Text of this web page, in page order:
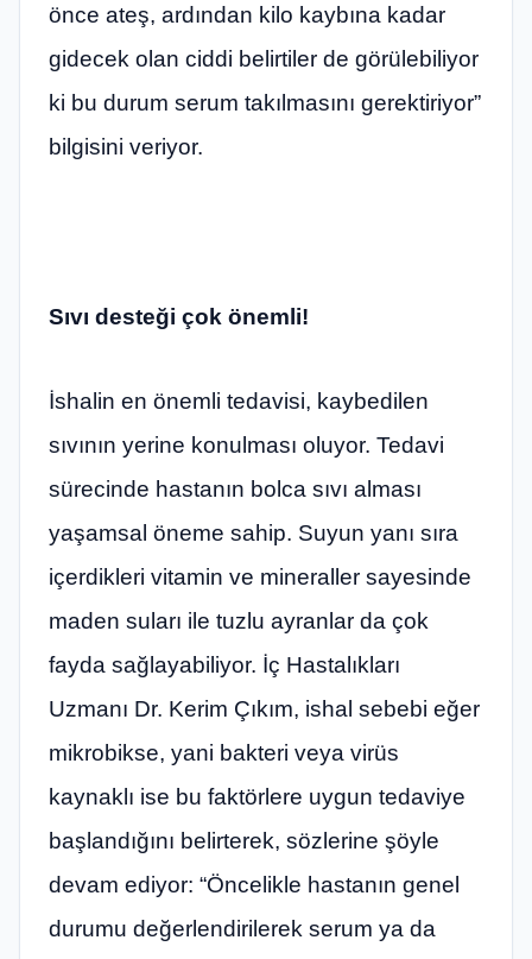
önce ateş, ardından kilo kaybına kadar
gidecek olan ciddi belirtiler de görülebiliyor
ki bu durum serum takılmasını gerektiriyor”
bilgisini veriyor.
Sıvı desteği çok önemli!
İshalin en önemli tedavisi, kaybedilen
sıvının yerine konulması oluyor. Tedavi
sürecinde hastanın bolca sıvı alması
yaşamsal öneme sahip. Suyun yanı sıra
içerdikleri vitamin ve mineraller sayesinde
maden suları ile tuzlu ayranlar da çok
fayda sağlayabiliyor. İç Hastalıkları
Uzmanı Dr. Kerim Çıkım, ishal sebebi eğer
mikrobikse, yani bakteri veya virüs
kaynaklı ise bu faktörlere uygun tedaviye
başlandığını belirterek, sözlerine şöyle
devam ediyor: “Öncelikle hastanın genel
durumu değerlendirilerek serum ya da